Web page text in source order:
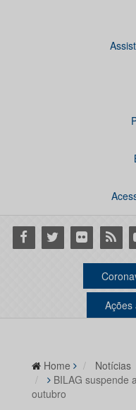
Facebook
Twitter Flickr RSS
Ações
Home
Notícias
BILAG suspende
outubro